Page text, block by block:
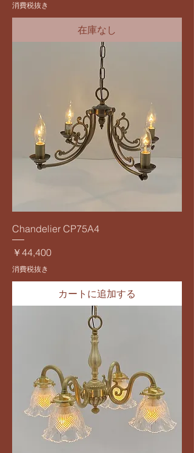
消費税抜き
在庫なし
Chandelier CP75A4
価格
￥44,400
消費税抜き
カートに追加する